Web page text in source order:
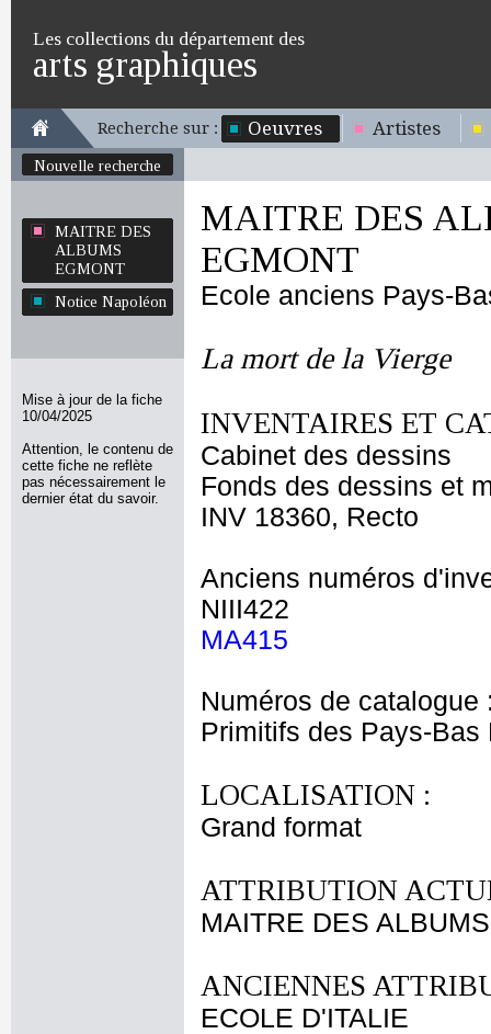
Les collections du département des
arts graphiques
Recherche sur : Oeuvres Artistes
Nouvelle recherche
MAITRE DES
ALBUMS
EGMONT
Notice Napoléon
Mise à jour de la fiche
10/04/2025
Attention, le contenu de
cette fiche ne reflète
pas nécessairement le
dernier état du savoir.
MAITRE DES
EGMONT
Ecole anciens Pays-
La mort de la Vierge
INVENTAIRES ET
Cabinet des dessins
Fonds des dessins et
INV 18360, Recto
Anciens numéros
NIII422
MA415
Numéros de catalogue
Primitifs des Pays-Bas
LOCALISATION :
Grand format
ATTRIBUTION
MAITRE DES
ANCIENNES
ECOLE D'ITALIE